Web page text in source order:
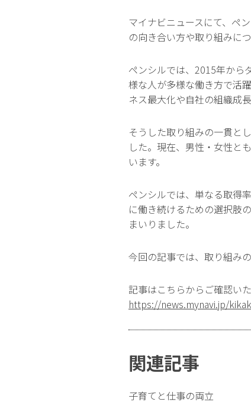
マイナビニュースにて、ペ
の向き合い方や取り組みに
ペンシルでは、2015年から
様な人が多様な働き方で活
ネス最大化や自社の組織成
そうした取り組みの一貫と
した。現在、男性・女性と
います。
ペンシルでは、単なる取得
に働き続けるための選択肢
まいりました。
今回の記事では、取り組み
記事はこちらからご確認いた
https://news.mynavi.jp/
関連記事
子育てと仕事の両立